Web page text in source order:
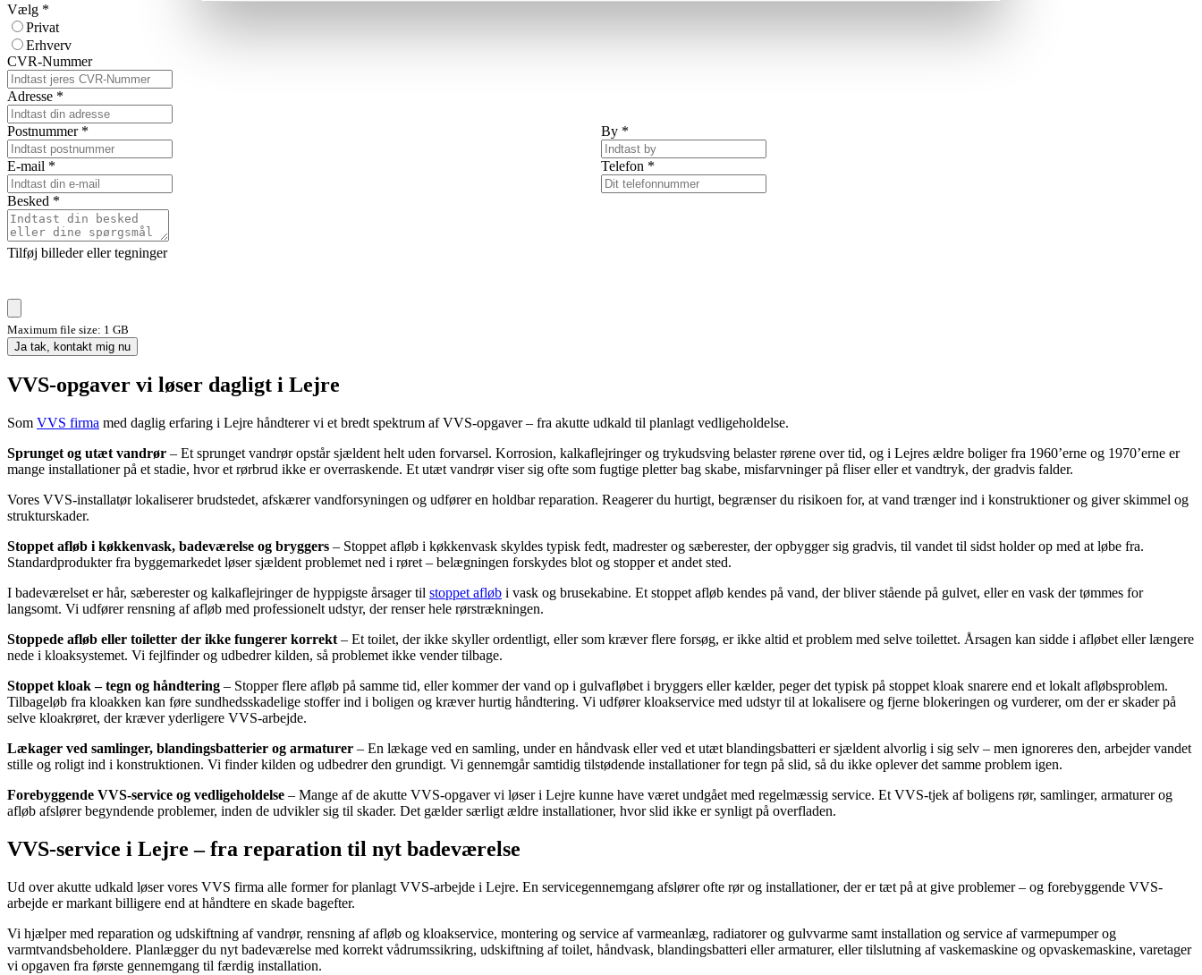
Vælg *
Privat
Erhverv
CVR-Nummer
Adresse *
Postnummer * By *
E-mail * Telefon *
Besked *
Tilføj billeder eller tegninger
Maximum file size: 1 GB
Ja tak, kontakt mig nu
VVS-opgaver vi løser dagligt i Lejre
Som VVS firma med daglig erfaring i Lejre håndterer vi et bredt spektrum af VVS-opgaver – fra akutte udkald til planlagt vedligeholdelse.
Sprunget og utæt vandrør – Et sprunget vandrør opstår sjældent helt uden forvarsel. Korrosion, kalkaflejringer og trykudsving belaster rørene over tid, og i Lejres ældre boliger fra 1960’erne og 1970’erne er
mange installationer på et stadie, hvor et rørbrud ikke er overraskende. Et utæt vandrør viser sig ofte som fugtige pletter bag skabe, misfarvninger på fliser eller et vandtryk, der gradvis falder.
Vores VVS-installatør lokaliserer brudstedet, afskærer vandforsyningen og udfører en holdbar reparation. Reagerer du hurtigt, begrænser du risikoen for, at vand trænger ind i konstruktioner og giver skimmel og
strukturskader.
Stoppet afløb i køkkenvask, badeværelse og bryggers – Stoppet afløb i køkkenvask skyldes typisk fedt, madrester og sæberester, der opbygger sig gradvis, til vandet til sidst holder op med at løbe fra.
Standardprodukter fra byggemarkedet løser sjældent problemet ned i røret – belægningen forskydes blot og stopper et andet sted.
I badeværelset er hår, sæberester og kalkaflejringer de hyppigste årsager til stoppet afløb i vask og brusekabine. Et stoppet afløb kendes på vand, der bliver stående på gulvet, eller en vask der tømmes for
langsomt. Vi udfører rensning af afløb med professionelt udstyr, der renser hele rørstrækningen.
Stoppede afløb eller toiletter der ikke fungerer korrekt – Et toilet, der ikke skyller ordentligt, eller som kræver flere forsøg, er ikke altid et problem med selve toilettet. Årsagen kan sidde i afløbet eller længere
nede i kloaksystemet. Vi fejlfinder og udbedrer kilden, så problemet ikke vender tilbage.
Stoppet kloak – tegn og håndtering – Stopper flere afløb på samme tid, eller kommer der vand op i gulvafløbet i bryggers eller kælder, peger det typisk på stoppet kloak snarere end et lokalt afløbsproblem.
Tilbageløb fra kloakken kan føre sundhedsskadelige stoffer ind i boligen og kræver hurtig håndtering. Vi udfører kloakservice med udstyr til at lokalisere og fjerne blokeringen og vurderer, om der er skader på
selve kloakrøret, der kræver yderligere VVS-arbejde.
Lækager ved samlinger, blandingsbatterier og armaturer – En lækage ved en samling, under en håndvask eller ved et utæt blandingsbatteri er sjældent alvorlig i sig selv – men ignoreres den, arbejder vandet
stille og roligt ind i konstruktionen. Vi finder kilden og udbedrer den grundigt. Vi gennemgår samtidig tilstødende installationer for tegn på slid, så du ikke oplever det samme problem igen.
Forebyggende VVS-service og vedligeholdelse – Mange af de akutte VVS-opgaver vi løser i Lejre kunne have været undgået med regelmæssig service. Et VVS-tjek af boligens rør, samlinger, armaturer og
afløb afslører begyndende problemer, inden de udvikler sig til skader. Det gælder særligt ældre installationer, hvor slid ikke er synligt på overfladen.
VVS-service i Lejre – fra reparation til nyt badeværelse
Ud over akutte udkald løser vores VVS firma alle former for planlagt VVS-arbejde i Lejre. En servicegennemgang afslører ofte rør og installationer, der er tæt på at give problemer – og forebyggende VVS-
arbejde er markant billigere end at håndtere en skade bagefter.
Vi hjælper med reparation og udskiftning af vandrør, rensning af afløb og kloakservice, montering og service af varmeanlæg, radiatorer og gulvvarme samt installation og service af varmepumper og
varmtvandsbeholdere. Planlægger du nyt badeværelse med korrekt vådrumssikring, udskiftning af toilet, håndvask, blandingsbatteri eller armaturer, eller tilslutning af vaskemaskine og opvaskemaskine, varetager
vi opgaven fra første gennemgang til færdig installation.